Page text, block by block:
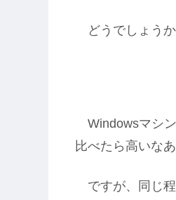
どうでしょうか
Windowsマシ
比べたら高いな
ですが、同じ程